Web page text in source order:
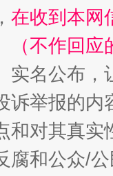
在收到本网
（不作回应
实名公布
诉举报的
和对其真实
腐和公众/